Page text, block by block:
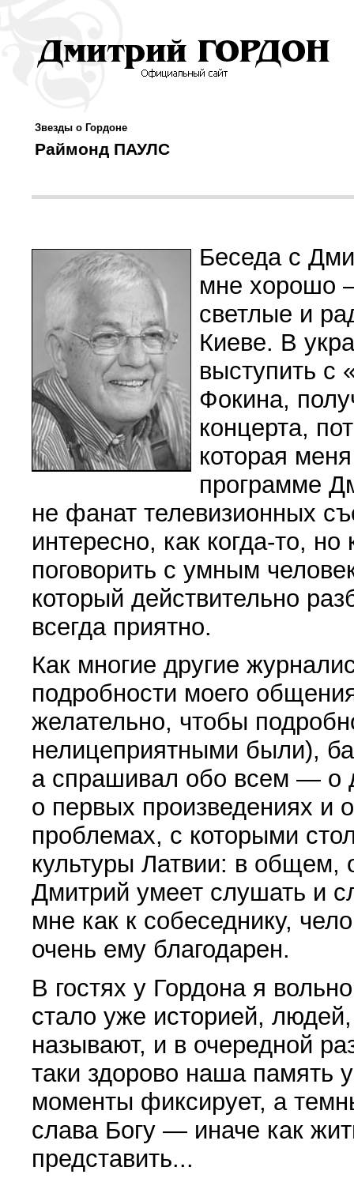
Звезды о Гордоне
Раймонд ПАУЛС
Беседа с
мне хорошо
светлые и
Киеве. В
выступить с
Фокина,
концерта,
которая
программе
не фанат телевизионных
интересно, как когда-то,
поговорить с умным
который действительно
всегда приятно.
Как многие другие
подробности моего
желательно, чтобы
нелицеприятными были),
а спрашивал обо всем — о
о первых произведениях и
проблемах, с которыми
культуры Латвии: в общем,
Дмитрий умеет слушать и
мне как к собеседнику,
очень ему благодарен.
В гостях у Гордона я
стало уже историей,
называют, и в очередной
таки здорово наша память
моменты фиксирует, а
слава Богу — иначе как
представить...